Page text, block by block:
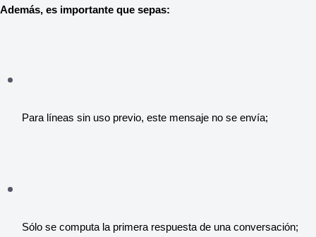
Además, es importante que sepas:
Para líneas sin uso previo, este mensaje no se envía;
Sólo se computa la primera respuesta de una conversación;